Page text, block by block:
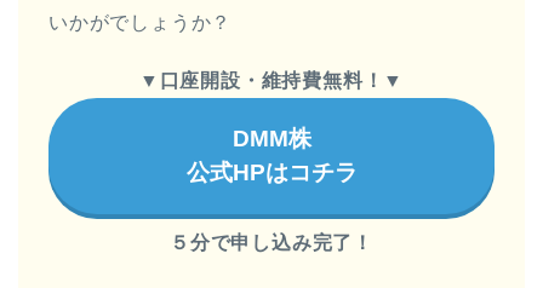
いかがでしょうか？
▼ 口座開設・維持費無料！ ▼
DMM株
公式HPはコチラ
５分で申し込み完了！